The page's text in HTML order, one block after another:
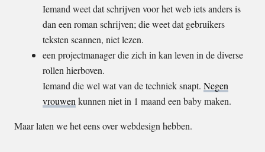
Iemand weet dat schrijven voor het web iets anders is
dan een roman schrijven; die weet dat gebruikers
teksten scannen, niet lezen.
een projectmanager die zich in kan leven in de diverse
rollen hierboven.
Iemand die wel wat van de techniek snapt. Negen
vrouwen kunnen niet in 1 maand een baby maken.
Maar laten we het eens over webdesign hebben.